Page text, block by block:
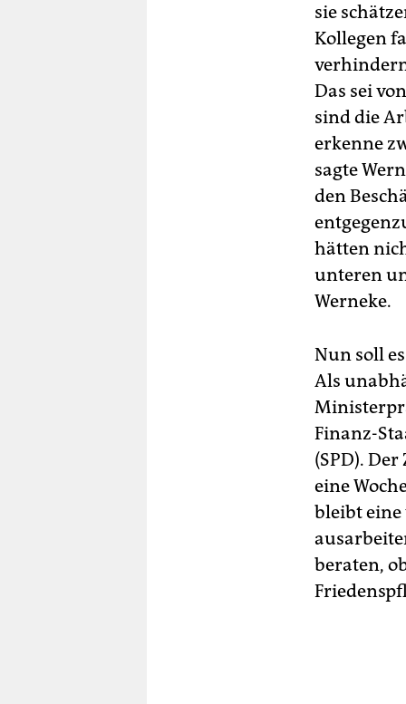
sie
Kollegen
Das sei
sind die
erkenne
sagte
den
hätten
unteren
Werneke.
Nun soll
Als
Finanz-
(SPD).
eine
bleibt eine
beraten,